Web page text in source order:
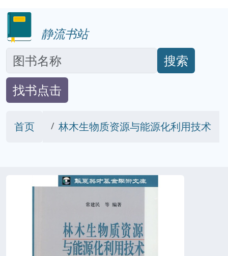
静流书站
搜索
找书点击
首页 林木生物质资源与能源化利用技术